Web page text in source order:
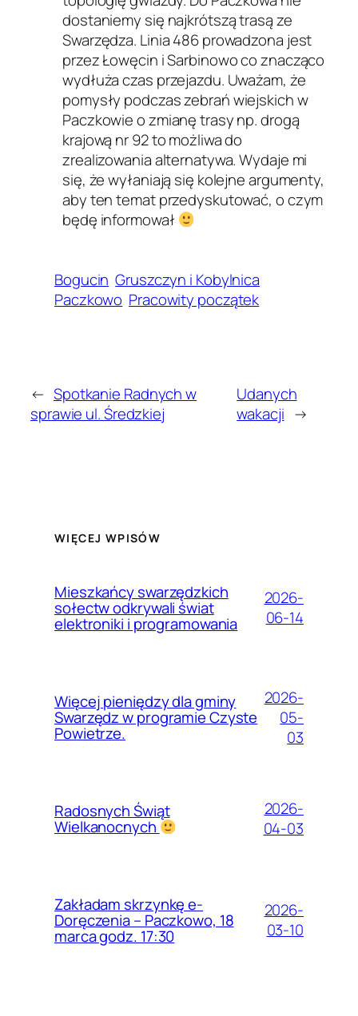
dostaniemy się najkrótszą trasą ze
Swarzędza. Linia 486 prowadzona jest
przez Łowęcin i Sarbinowo co znacząco
wydłuża czas przejazdu. Uważam, że
pomysły podczas zebrań wiejskich w
Paczkowie o zmianę trasy np. drogą
krajową nr 92 to możliwa do
zrealizowania alternatywa. Wydaje mi
się, że wyłaniają się kolejne argumenty,
aby ten temat przedyskutować, o czym
będę informował
Bogucin Gruszczyn i Kobylnica
Paczkowo Pracowity początek
← Spotkanie Radnych w
sprawie ul. Średzkiej
Udanych
wakacji →
WIĘCEJ WPISÓW
Mieszkańcy swarzędzkich
sołectw odkrywali świat
elektroniki i programowania
2026-
06-14
Więcej pieniędzy dla gminy
Swarzędz w programie Czyste
Powietrze.
2026-
05-
03
Radosnych Świąt
Wielkanocnych
2026-
04-03
Zakładam skrzynkę e-
Doręczenia – Paczkowo, 18
marca godz. 17:30
2026-
03-10